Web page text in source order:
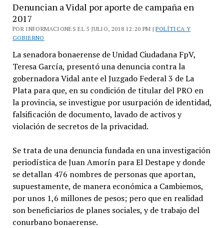
Denuncian a Vidal por aporte de campaña en
2017
POR INFORMACIONES EL 5 JULIO, 2018 12:20 PM |POLÍTICA Y
GOBIERNO
La senadora bonaerense de Unidad Ciudadana FpV,
Teresa García, presentó una denuncia contra la
gobernadora Vidal ante el Juzgado Federal 3 de La
Plata para que, en su condición de titular del PRO en
la provincia, se investigue por usurpación de identidad,
falsificación de documento, lavado de activos y
violación de secretos de la privacidad.
Se trata de una denuncia fundada en una investigación
periodística de Juan Amorín para El Destape y donde
se detallan 476 nombres de personas que aportan,
supuestamente, de manera económica a Cambiemos,
por unos 1,6 millones de pesos; pero que en realidad
son beneficiarios de planes sociales, y de trabajo del
conurbano bonaerense.